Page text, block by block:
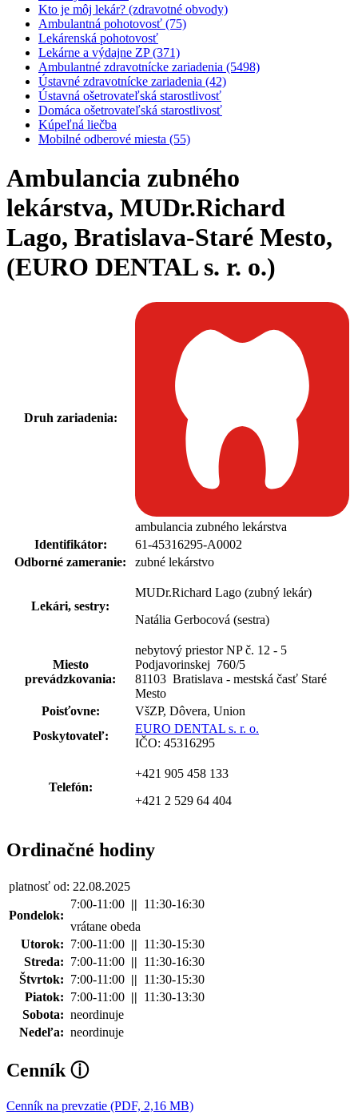
Kto je môj lekár? (zdravotné obvody)
Ambulantná pohotovosť (75)
Lekárenská pohotovosť
Lekárne a výdajne ZP (371)
Ambulantné zdravotnícke zariadenia (5498)
Ústavné zdravotnícke zariadenia (42)
Ústavná ošetrovateľská starostlivosť
Domáca ošetrovateľská starostlivosť
Kúpeľná liečba
Mobilné odberové miesta (55)
Ambulancia zubného
lekárstva, MUDr.Richard
Lago, Bratislava-Staré Mesto,
(EURO DENTAL s. r. o.)
Druh zariadenia:
ambulancia zubného lekárstva
Identifikátor:
61-45316295-A0002
Odborné zameranie:
zubné lekárstvo
Lekári, sestry:
MUDr.Richard Lago (zubný lekár)
Natália Gerbocová (sestra)
Miesto
prevádzkovania:
nebytový priestor NP č. 12 - 5
Podjavorinskej 760/5
81103 Bratislava - mestská časť Staré
Mesto
Poisťovne:
VšZP, Dôvera, Union
Poskytovateľ:
EURO DENTAL s. r. o.
IČO: 45316295
Telefón:
+421 905 458 133
+421 2 529 64 404
Ordinačné hodiny
platnosť od: 22.08.2025
Pondelok:
7:00-11:00 || 11:30-16:30
vrátane obeda
Utorok: 7:00-11:00 || 11:30-15:30
Streda: 7:00-11:00 || 11:30-16:30
Štvrtok: 7:00-11:00 || 11:30-15:30
Piatok: 7:00-11:00 || 11:30-13:30
Sobota: neordinuje
Nedeľa: neordinuje
Cenník ⓘ
Cenník na prevzatie (PDF, 2,16 MB)